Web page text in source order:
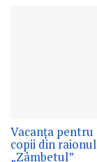
Vacanța pentru
copii din
„Zâmbetul”